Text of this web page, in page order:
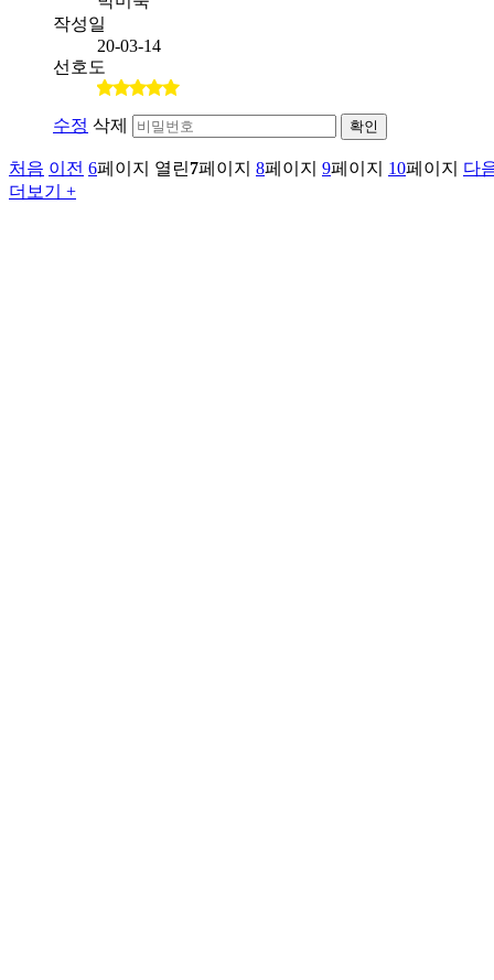
작성일
20-03-14
선호도
수정 삭제 확인
처음 이전 6페이지 열린7페이지 8페이지 9페이지 10페이지
다
더보기 +